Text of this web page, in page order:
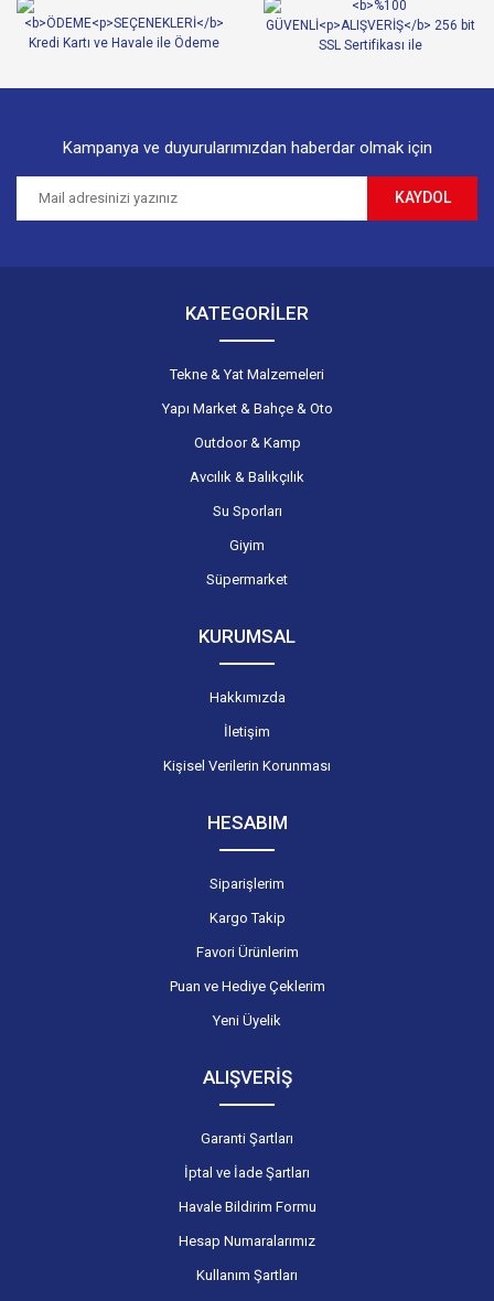
Kampanya ve duyurularımızdan haberdar olmak için
KAYDOL
KATEGORİLER
Tekne & Yat Malzemeleri
Yapı Market & Bahçe & Oto
Outdoor & Kamp
Avcılık & Balıkçılık
Su Sporları
Giyim
Süpermarket
KURUMSAL
Hakkımızda
İletişim
Kişisel Verilerin Korunması
HESABIM
Siparişlerim
Kargo Takip
Favori Ürünlerim
Puan ve Hediye Çeklerim
Yeni Üyelik
ALIŞVERİŞ
Garanti Şartları
İptal ve İade Şartları
Havale Bildirim Formu
Hesap Numaralarımız
Kullanım Şartları